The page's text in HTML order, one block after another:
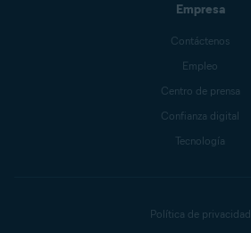
Empresa
Contáctenos
Empleo
Centro de prensa
Confianza digital
Tecnología
Política de privacidad